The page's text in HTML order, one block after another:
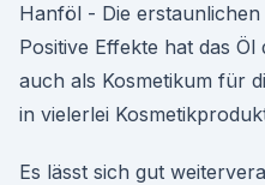
Hanföl - Die
Positive Effekte hat das
auch als Kosmetikum für
in vielerlei
Es lässt sich gut